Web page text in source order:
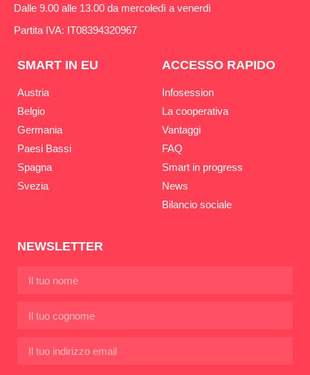
Dalle 9.00 alle 13.00 da mercoledì a venerdì
Partita IVA: IT08394320967
SMART IN EU
Austria
Belgio
Germania
Paesi Bassi
Spagna
Svezia
ACCESSO RAPIDO
Infosession
La cooperativa
Vantaggi
FAQ
Smart in progress
News
Bilancio sociale
NEWSLETTER